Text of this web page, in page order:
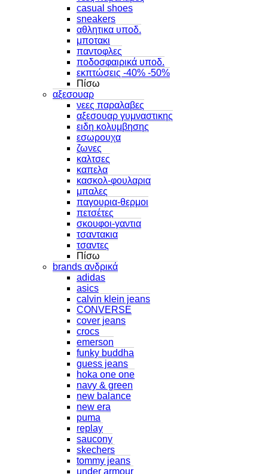
casual shoes
sneakers
αθλητικα υποδ.
μποτακι
παντοφλες
ποδοσφαιρικά υποδ.
εκπτώσεις -40% -50%
Πίσω
αξεσουαρ
νεες παραλαβες
αξεσουαρ γυμναστικης
ειδη κολυμβησης
εσωρουχα
ζωνες
καλτσες
καπελα
κασκολ-φουλαρια
μπαλες
παγουρια-θερμοι
πετσέτες
σκουφοι-γαντια
τσαντακια
τσαντες
Πίσω
brands ανδρικά
adidas
asics
calvin klein jeans
CONVERSE
cover jeans
crocs
emerson
funky buddha
guess jeans
hoka one one
navy & green
new balance
new era
puma
replay
saucony
skechers
tommy jeans
under armour